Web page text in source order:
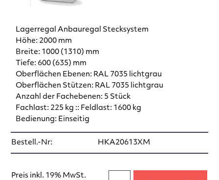
Lagerregal Anbauregal Stecksystem
Höhe: 2000 mm
Breite: 1000 (1310) mm
Tiefe: 600 (635) mm
Oberflächen Ebenen: RAL 7035 lichtgrau
Oberflächen Stützen: RAL 7035 lichtgrau
Anzahl der Fachebenen: 5 Stück
Fachlast: 225 kg :: Feldlast: 1600 kg
Bedienung: Einseitig
Bestell.-Nr: HKA20613XM
Preis inkl. 19% MwSt.